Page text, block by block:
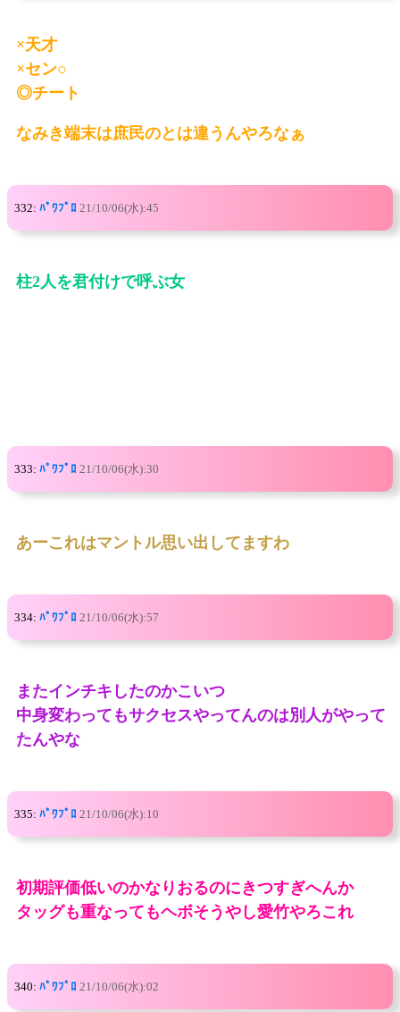
×天才
×セン○
◎チート
なみき端末は庶民のとは違うんやろなぁ
332: ﾊﾟﾜﾌﾟﾛ 21/10/06(水):45
柱2人を君付けで呼ぶ女
333: ﾊﾟﾜﾌﾟﾛ 21/10/06(水):30
あーこれはマントル思い出してますわ
334: ﾊﾟﾜﾌﾟﾛ 21/10/06(水):57
またインチキしたのかこいつ
中身変わってもサクセスやってんのは別人がやって
たんやな
335: ﾊﾟﾜﾌﾟﾛ 21/10/06(水):10
初期評価低いのかなりおるのにきつすぎへんか
タッグも重なってもヘボそうやし愛竹やろこれ
340: ﾊﾟﾜﾌﾟﾛ 21/10/06(水):02